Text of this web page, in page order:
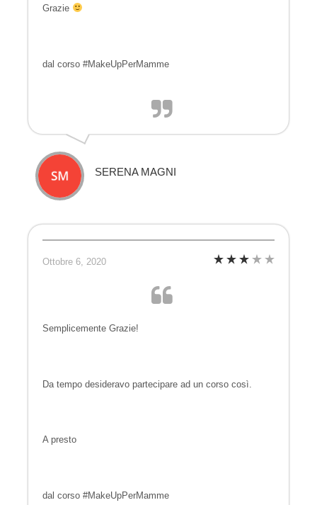
Grazie
dal corso #MakeUpPerMamme
SERENA MAGNI
Ottobre 6, 2020
Semplicemente Grazie!
Da tempo desideravo partecipare ad un corso così.
A presto
dal corso #MakeUpPerMamme